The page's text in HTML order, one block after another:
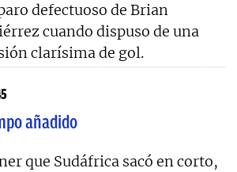
defectuoso de Brian
cuando dispuso de una
clarísima de gol.
añadido
que Sudáfrica sacó en corto,